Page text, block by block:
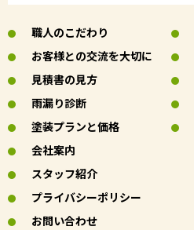
職人のこだわり
お客様との交流を大切に
見積書の見方
雨漏り診断
塗装プランと価格
会社案内
スタッフ紹介
プライバシーポリシー
お問い合わせ